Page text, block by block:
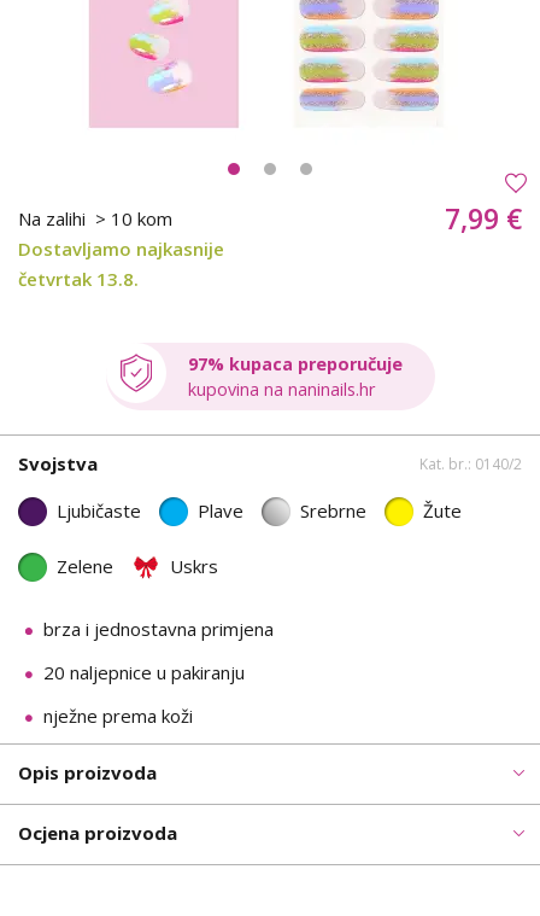
Na zalihi > 10 kom
Dostavljamo najkasnije
četvrtak 13.8.
7,99 €
97% kupaca preporučuje
kupovina na naninails.hr
Svojstva Kat. br.: 0140/2
Ljubičaste Plave Srebrne Žute
Zelene Uskrs
brza i jednostavna primjena
20 naljepnice u pakiranju
nježne prema koži
Opis proizvoda
Ocjena proizvoda